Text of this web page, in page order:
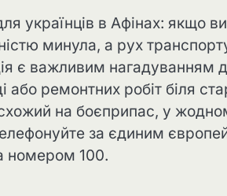
українців в Афінах: якщо
минула, а рух
є важливим нагадуванням
або ремонтних робіт біля
на боєприпас, у
за єдиним
номером 100.